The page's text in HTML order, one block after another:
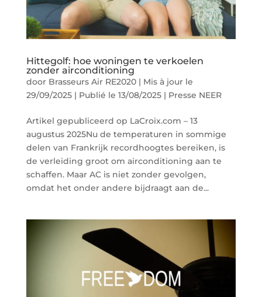
Hittegolf: hoe woningen te verkoelen
zonder airconditioning
door Brasseurs Air RE2020| Mis à jour le
29/09/2025 | Publié le 13/08/2025| Presse NEER
Artikel gepubliceerd op LaCroix.com – 13
augustus 2025Nu de temperaturen in sommige
delen van Frankrijk recordhoogtes bereiken, is
de verleiding groot om airconditioning aan te
schaffen. Maar AC is niet zonder gevolgen,
omdat het onder andere bijdraagt aan de...